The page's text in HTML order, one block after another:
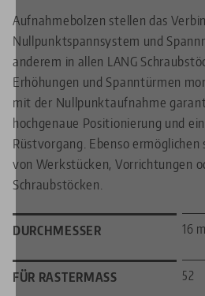
Aufnahmebolzen stellen das
Nullpunktspannsystem und
anderem in allen LANG
Erhöhungen und Spanntürmen
mit der Nullpunktaufnahme
hochgenaue Positionierung und
Rüstvorgang. Ebenso
von Werkstücken, Vorrichtungen
Schraubstöcken.
DURCHMESSER 16
FÜR RASTERMASS 52